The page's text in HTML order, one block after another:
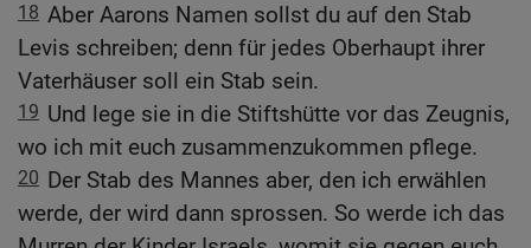
18 Aber Aarons Namen sollst du auf den Stab
Levis schreiben; denn für jedes Oberhaupt ihrer
Vaterhäuser soll ein Stab sein.
19 Und lege sie in die Stiftshütte vor das Zeugnis,
wo ich mit euch zusammenzukommen pflege.
20 Der Stab des Mannes aber, den ich erwählen
werde, der wird dann sprossen. So werde ich das